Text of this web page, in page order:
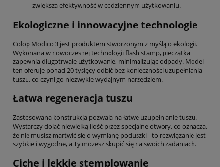
zwiększa efektywność w codziennym użytkowaniu.
Ekologiczne i innowacyjne technologie
Colop Modico 3 jest produktem stworzonym z myślą o ekologii.
Wykonana w nowoczesnej technologii flash stamp, pieczątka
zapewnia długotrwałe użytkowanie, minimalizując odpady. Model
ten oferuje ponad 20 tysięcy odbić bez konieczności uzupełniania
tuszu, co czyni go niezwykle wydajnym narzędziem.
Łatwa regeneracja tuszu
Zastosowana konstrukcja pozwala na łatwe uzupełnianie tuszu.
Wystarczy dolać niewielką ilość przez specjalne otwory, co oznacza,
że nie musisz martwić się o wymianę poduszki - to rozwiązanie jest
szybkie i wygodne, a Ty możesz skupić się na swoich zadaniach.
Ciche i lekkie stemplowanie